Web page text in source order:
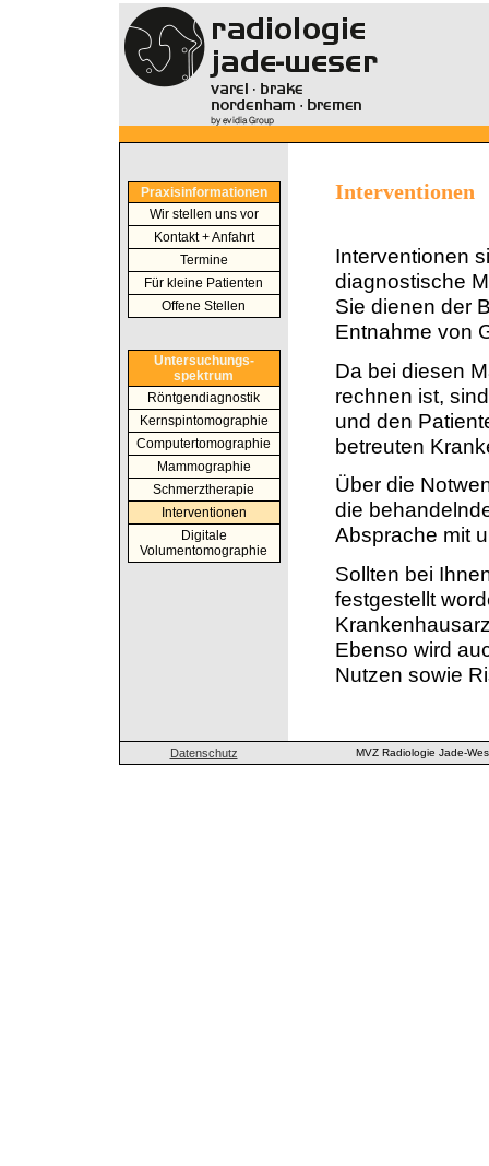
Praxisinformationen
Wir stellen uns vor
Kontakt + Anfahrt
Termine
Für kleine Patienten
Offene Stellen
Untersuchungs-
spektrum
Röntgendiagnostik
Kernspintomographie
Computertomographie
Mammographie
Schmerztherapie
Interventionen
Digitale
Volumentomographie
Interventionen
Interventionen
diagnostische
Sie dienen der
Entnahme von
Da bei diesen
rechnen ist,
und den
betreuten
Über die
die
Absprache mit
Sollten bei
festgestellt
Ebenso wird
Nutzen sowie
Datenschutz MVZ Radiologie Jade-